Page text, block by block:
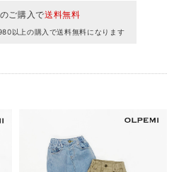
ご購入で送料無料
以上の購入で送料無料になります